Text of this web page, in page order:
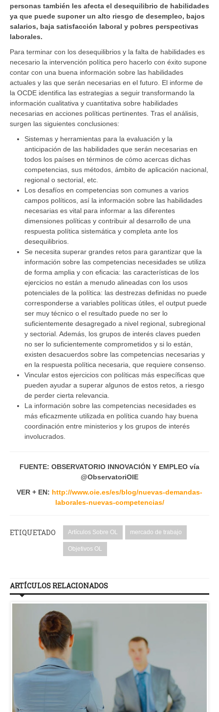
personas también les afecta el desequilibrio de habilidades
ya que puede suponer un alto riesgo de desempleo, bajos
salarios, baja satisfacción laboral y pobres perspectivas
laborales.
Para terminar con los desequilibrios y la falta de habilidades es
necesario la intervención política pero hacerlo con éxito supone
contar con una buena información sobre las habilidades
actuales y las que serán necesarias en el futuro. El informe de
la OCDE identifica las estrategias a seguir transformando la
información cualitativa y cuantitativa sobre habilidades
necesarias en acciones políticas pertinentes. Tras el análisis,
surgen las siguientes conclusiones:
Sistemas y herramientas para la evaluación y la
anticipación de las habilidades que serán necesarias en
todos los países en términos de cómo acercas dichas
competencias, sus métodos, ámbito de aplicación nacional,
regional o sectorial, etc.
Los desafíos en competencias son comunes a varios
campos políticos, así la información sobre las habilidades
necesarias es vital para informar a las diferentes
dimensiones políticas y contribuir al desarrollo de una
respuesta política sistemática y completa ante los
desequilibrios.
Se necesita superar grandes retos para garantizar que la
información sobre las competencias necesidades se utiliza
de forma amplia y con eficacia: las características de los
ejercicios no están a menudo alineadas con los usos
potenciales de la política: las destrezas definidas no puede
corresponderse a variables políticas útiles, el output puede
ser muy técnico o el resultado puede no ser lo
suficientemente desagregado a nivel regional, subregional
y sectorial. Además, los grupos de interés claves pueden
no ser lo suficientemente comprometidos y si lo están,
existen desacuerdos sobre las competencias necesarias y
en la respuesta política necesaria, que requiere consenso.
Vincular estos ejercicios con políticas más específicas que
pueden ayudar a superar algunos de estos retos, a riesgo
de perder cierta relevancia.
La información sobre las competencias necesidades es
más eficazmente utilizada en política cuando hay buena
coordinación entre ministerios y los grupos de interés
involucrados.
FUENTE: OBSERVATORIO INNOVACIÓN Y EMPLEO vía
@ObservatoriOIE
VER + EN: http://www.oie.es/es/blog/nuevas-demandas-
laborales-nuevas-competencias/
ETIQUETADO Artículos Sobre OL mercado de trabajo
Objetivos OL
ARTÍCULOS RELACIONADOS